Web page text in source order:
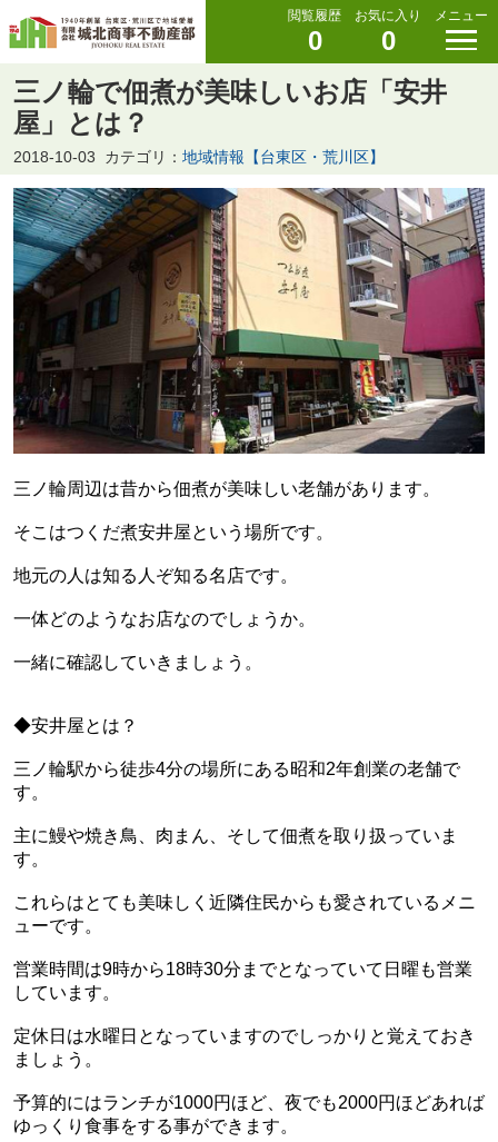
閲覧履歴
0
お気に入り
0
メニュー
三ノ輪で佃煮が美味しいお店「安井
屋」とは？
2018-10-03 カテゴリ： 地域情報【台東区・荒川区】
三ノ輪周辺は昔から佃煮が美味しい老舗があります。
そこはつくだ煮安井屋という場所です。
地元の人は知る人ぞ知る名店です。
一体どのようなお店なのでしょうか。
一緒に確認していきましょう。
◆安井屋とは？
三ノ輪駅から徒歩4分の場所にある昭和2年創業の老舗で
す。
主に鰻や焼き鳥、肉まん、そして佃煮を取り扱っていま
す。
これらはとても美味しく近隣住民からも愛されているメニ
ューです。
営業時間は9時から18時30分までとなっていて日曜も営業
しています。
定休日は水曜日となっていますのでしっかりと覚えておき
ましょう。
予算的にはランチが1000円ほど、夜でも2000円ほどあれば
ゆっくり食事をする事ができます。